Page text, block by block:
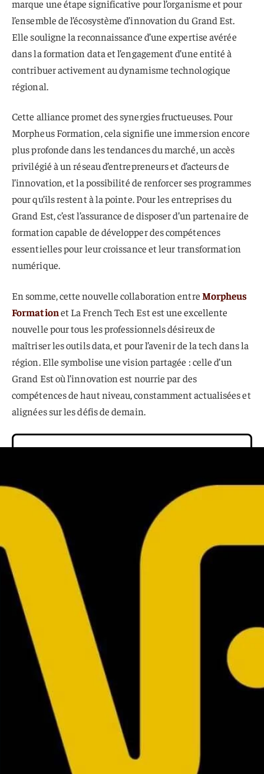
marque une étape significative pour l’organisme et pour
l’ensemble de l’écosystème d’innovation du Grand Est.
Elle souligne la reconnaissance d’une expertise avérée
dans la formation data et l’engagement d’une entité à
contribuer activement au dynamisme technologique
régional.
Cette alliance promet des synergies fructueuses. Pour
Morpheus Formation, cela signifie une immersion encore
plus profonde dans les tendances du marché, un accès
privilégié à un réseau d’entrepreneurs et d’acteurs de
l’innovation, et la possibilité de renforcer ses programmes
pour qu’ils restent à la pointe. Pour les entreprises du
Grand Est, c’est l’assurance de disposer d’un partenaire de
formation capable de développer des compétences
essentielles pour leur croissance et leur transformation
numérique.
En somme, cette nouvelle collaboration entreMorpheus
Formationet La French Tech Est est une excellente
nouvelle pour tous les professionnels désireux de
maîtriser les outils data, et pour l’avenir de la tech dans la
région. Elle symbolise une vision partagée : celle d’un
Grand Est où l’innovation est nourrie par des
compétences de haut niveau, constamment actualisées et
alignées sur les défis de demain.